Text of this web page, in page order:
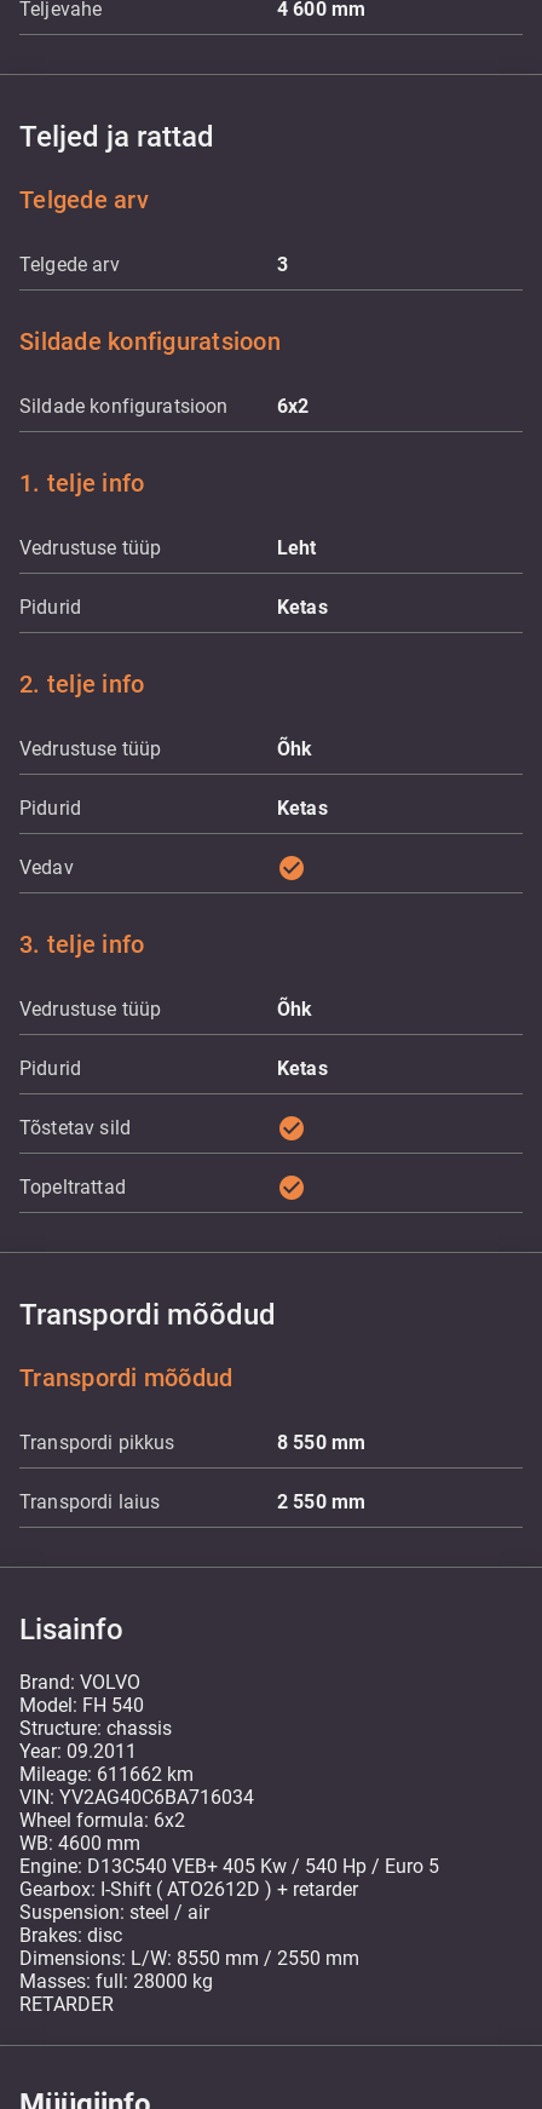
Teljevahe 4 600 mm
Teljed ja rattad
Telgede arv
Telgede arv 3
Sildade konfiguratsioon
Sildade konfiguratsioon 6x2
1. telje info
Vedrustuse tüüp Leht
Pidurid Ketas
2. telje info
Vedrustuse tüüp Õhk
Pidurid Ketas
Vedav check_circle
3. telje info
Vedrustuse tüüp Õhk
Pidurid Ketas
Tõstetav sild check_circle
Topeltrattad check_circle
Transpordi mõõdud
Transpordi mõõdud
Transpordi pikkus 8 550 mm
Transpordi laius 2 550 mm
Lisainfo
Brand: VOLVO
Model: FH 540
Structure: chassis
Year: 09.2011
Mileage: 611662 km
VIN: YV2AG40C6BA716034
Wheel formula: 6x2
WB: 4600 mm
Engine: D13C540 VEB+ 405 Kw / 540 Hp / Euro 5
Gearbox: I-Shift ( ATO2612D ) + retarder
Suspension: steel / air
Brakes: disc
Dimensions: L/W: 8550 mm / 2550 mm
Masses: full: 28000 kg
RETARDER